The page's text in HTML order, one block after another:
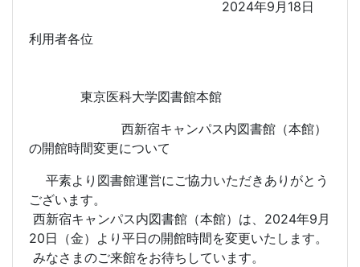
2024年9月18日
利用者各位
東京医科大学図書館本館
西新宿キャンパス内図書館（本館）
の開館時間変更について
平素より図書館運営にご協力いただきありがとう
ございます。
西新宿キャンパス内図書館（本館）は、2024年9月
20日（金）より平日の開館時間を変更いたします。
みなさまのご来館をお待ちしています。